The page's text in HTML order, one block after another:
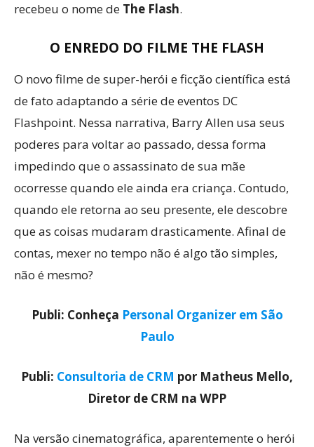
recebeu o nome de The Flash.
O ENREDO DO FILME THE FLASH
O novo filme de super-herói e ficção científica está
de fato adaptando a série de eventos DC
Flashpoint. Nessa narrativa, Barry Allen usa seus
poderes para voltar ao passado, dessa forma
impedindo que o assassinato de sua mãe
ocorresse quando ele ainda era criança. Contudo,
quando ele retorna ao seu presente, ele descobre
que as coisas mudaram drasticamente. Afinal de
contas, mexer no tempo não é algo tão simples,
não é mesmo?
Publi: Conheça Personal Organizer em São
Paulo
Publi: Consultoria de CRM por Matheus Mello,
Diretor de CRM na WPP
Na versão cinematográfica, aparentemente o herói